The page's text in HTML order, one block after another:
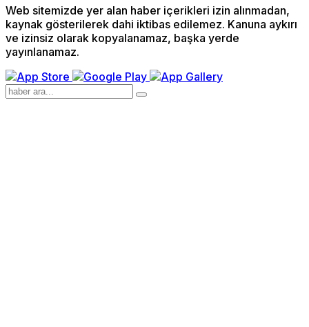
Web sitemizde yer alan haber içerikleri izin alınmadan,
kaynak gösterilerek dahi iktibas edilemez. Kanuna aykırı
ve izinsiz olarak kopyalanamaz, başka yerde
yayınlanamaz.